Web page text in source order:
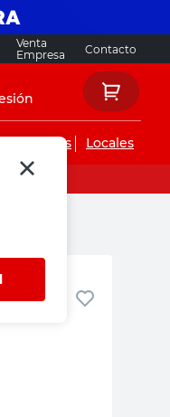
Venta
Empresa
Contacto
Locales